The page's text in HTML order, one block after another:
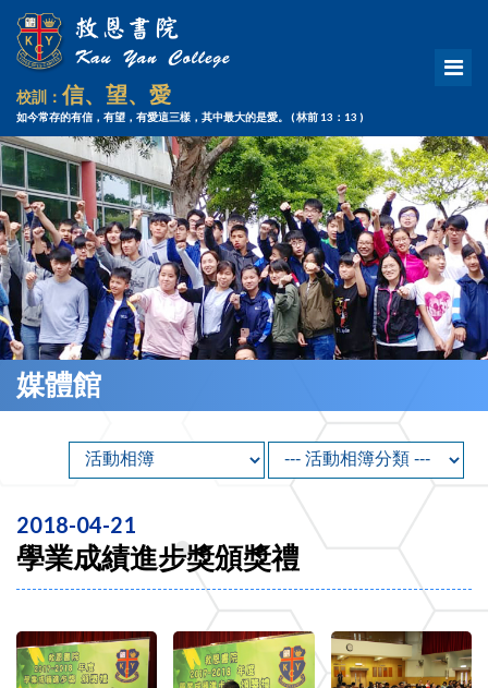
校訓：信、望、愛
如今常存的有信，有望，有愛這三樣，其中最大的是愛。 ( 林前 13：13 )
媒體館
2018-04-21
學業成績進步獎頒獎禮